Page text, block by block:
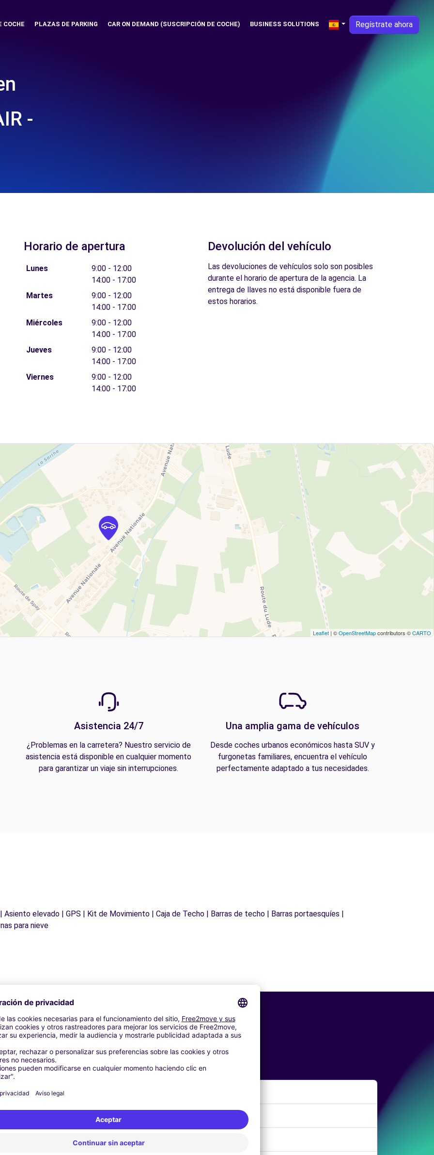
COCHE PLAZAS DE PARKING CAR ON DEMAND (SUSCRIPCIÓN DE COCHE) BUSINESS SOLUTIONS Regístrate ahora
-
Horario de apertura
Lunes
9:00 - 12:00
14:00 - 17:00
Martes
9:00 - 12:00
14:00 - 17:00
Miércoles
9:00 - 12:00
14:00 - 17:00
Jueves
9:00 - 12:00
14:00 - 17:00
Viernes
9:00 - 12:00
14:00 - 17:00
Devolución del vehículo
Las devoluciones de vehículos solo son posibles
durante el horario de apertura de la agencia. La
entrega de llaves no está disponible fuera de
estos horarios.
Leaflet | ©OpenStreetMapcontributors ©CARTO
Asistencia 24/7
¿Problemas en la carretera? Nuestro servicio de
asistencia está disponible en cualquier momento
para garantizar un viaje sin interrupciones.
Una amplia gama de vehículos
Desde coches urbanos económicos hasta SUV y
furgonetas familiares, encuentra el vehículo
perfectamente adaptado a tus necesidades.
elevado | GPS | Kit de Movimiento | Caja de Techo | Barras de techo | Barras portaesquíes |
para nieve
Agencias similares